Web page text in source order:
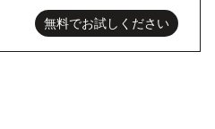
無料でお試しください